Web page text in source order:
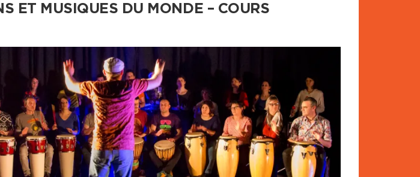
ET MUSIQUES DU MONDE – COURS